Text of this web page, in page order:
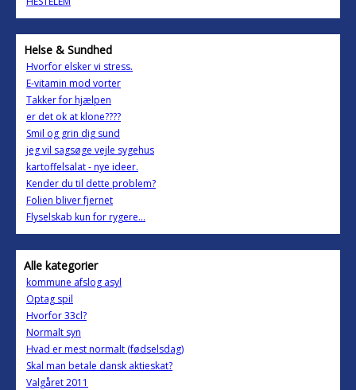
Helse & Sundhed
Hvorfor elsker vi stress.
E-vitamin mod vorter
Takker for hjælpen
er det ok at klone????
Smil og grin dig sund
jeg vil sagsøge vejle sygehus
kartoffelsalat - nye ideer.
Kender du til dette problem?
Folien bliver fjernet
Flyselskab kun for rygere...
Alle kategorier
kommune afslog asyl
Optag spil
Hvorfor 33cl?
Normalt syn
Hvad er mest normalt (fødselsdag)
Skal man betale dansk aktieskat?
Valgåret 2011